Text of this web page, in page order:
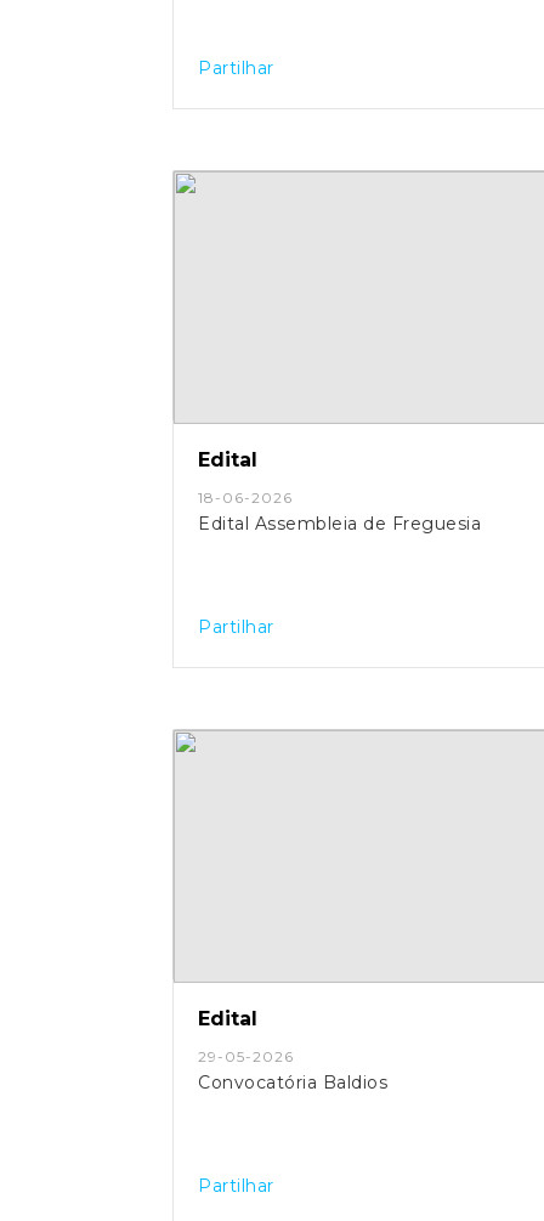
Partilhar
Edital
18-06-2026
Edital Assembleia de Freguesia
Partilhar
Edital
29-05-2026
Convocatória Baldios
Partilhar